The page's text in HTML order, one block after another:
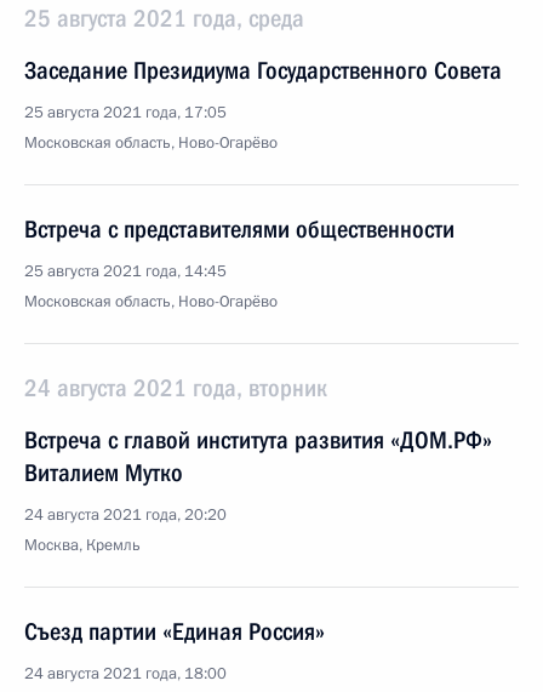
25 августа 2021 года, среда
Заседание Президиума Государственного Совета
25 августа 2021 года, 17:05
Московская область, Ново-Огарёво
Встреча с представителями общественности
25 августа 2021 года, 14:45
Московская область, Ново-Огарёво
24 августа 2021 года, вторник
Встреча с главой института развития «ДОМ.РФ»
Виталием Мутко
24 августа 2021 года, 20:20
Москва, Кремль
Съезд партии «Единая Россия»
24 августа 2021 года, 18:00